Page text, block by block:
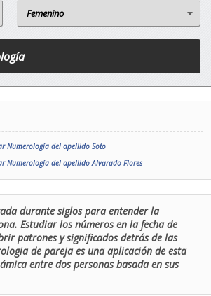
Numerología del apellido Soto
Numerología del apellido Alvarado Flores
durante siglos para entender la
Estudiar los números en la fecha de
patrones y significados detrás de las
de pareja es una aplicación de esta
entre dos personas basada en sus